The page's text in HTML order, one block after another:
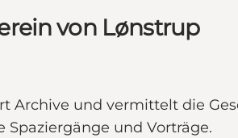
von Lønstrup
Archive und vermittelt die
und Vorträge.